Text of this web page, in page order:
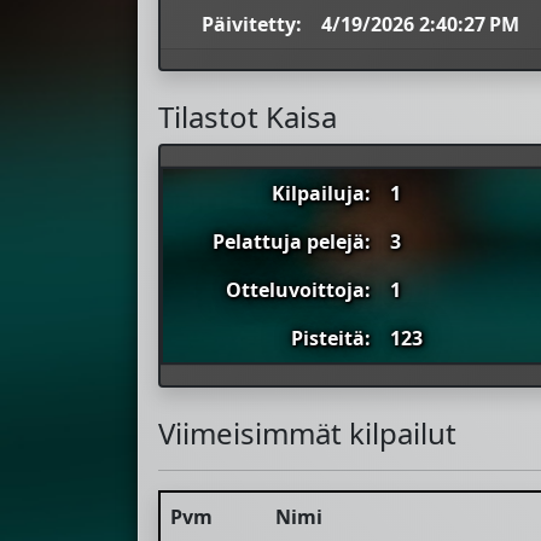
Päivitetty: 4/19/2026 2:40:27 PM
Tilastot Kaisa
Kilpailuja:
1
Pelattuja pelejä:
3
Otteluvoittoja:
1
Pisteitä:
123
Viimeisimmät kilpailut
Pvm Nimi